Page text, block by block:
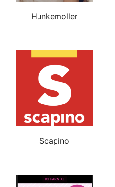
Hunkemoller
Scapino